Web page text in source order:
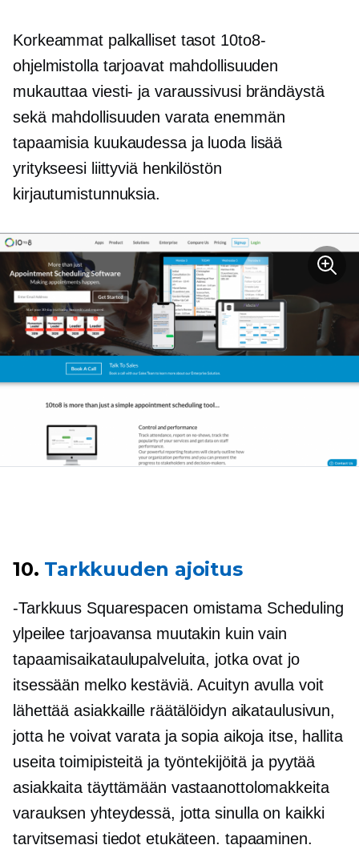
Korkeammat palkalliset tasot 10to8-
ohjelmistolla tarjoavat mahdollisuuden
mukauttaa viesti- ja varaussivusi brändäystä
sekä mahdollisuuden varata enemmän
tapaamisia kuukaudessa ja luoda lisää
yritykseesi liittyviä henkilöstön
kirjautumistunnuksia.
10. Tarkkuuden ajoitus
-Tarkkuus Squarespacen omistama Scheduling
ylpeilee tarjoavansa muutakin kuin vain
tapaamisaikataulupalveluita, jotka ovat jo
itsessään melko kestäviä. Acuityn avulla voit
lähettää asiakkaille räätälöidyn aikataulusivun,
jotta he voivat varata ja sopia aikoja itse, hallita
useita toimipisteitä ja työntekijöitä ja pyytää
asiakkaita täyttämään vastaanottolomakkeita
varauksen yhteydessä, jotta sinulla on kaikki
tarvitsemasi tiedot etukäteen. tapaaminen.